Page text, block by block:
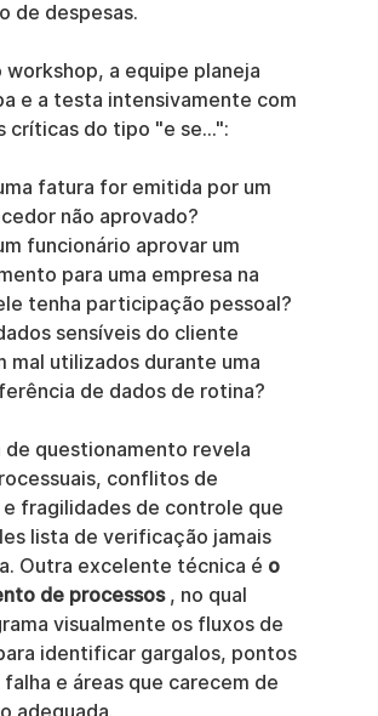
de despesas.
workshop, a equipe planeja
e a testa intensivamente com
críticas do tipo "e se...":
fatura for emitida por um
não aprovado?
funcionário aprovar um
para uma empresa na
tenha participação pessoal?
sensíveis do cliente
mal utilizados durante uma
de dados de rotina?
de questionamento revela
conflitos de
fragilidades de controle que
lista de verificação jamais
Outra excelente técnica é o
de processos , no qual
visualmente os fluxos de
identificar gargalos, pontos
falha e áreas que carecem de